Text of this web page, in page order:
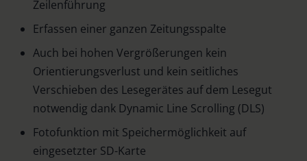
Zeilenführung
Erfassen einer ganzen Zeitungsspalte
Auch bei hohen Vergrößerungen kein
Orientierungsverlust und kein seitliches
Verschieben des Lesegerätes auf dem Lesegut
notwendig dank Dynamic Line Scrolling (DLS)
Fotofunktion mit Speichermöglichkeit auf
eingesetzter SD-Karte